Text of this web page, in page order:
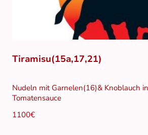
Tiramisu(15a,17,21)
Nudeln mit Garnelen(16)& Knoblauch
Tomatensauce
1100€